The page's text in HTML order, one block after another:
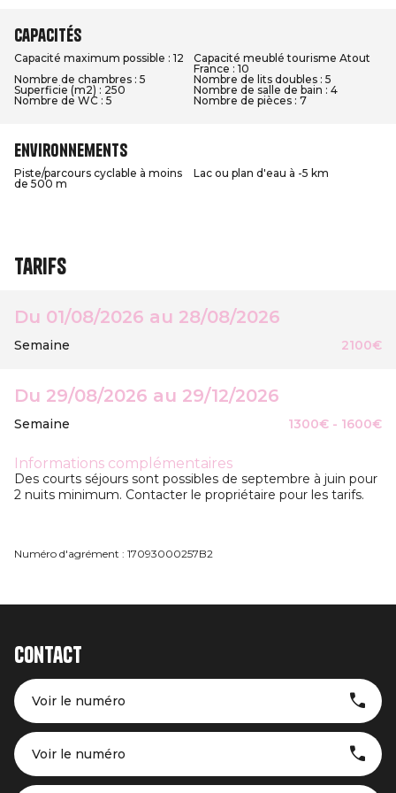
Capacités
Capacité maximum possible : 12
Capacité meublé tourisme Atout
France : 10
Nombre de chambres : 5
Nombre de lits doubles : 5
Superficie (m2) : 250
Nombre de salle de bain : 4
Nombre de WC : 5
Nombre de pièces : 7
Environnements
Piste/parcours cyclable à moins
de 500 m
Lac ou plan d'eau à -5 km
Tarifs
Du 01/08/2026 au 28/08/2026
Semaine 2100€
Du 29/08/2026 au 29/12/2026
Semaine 1300€ - 1600€
Informations complémentaires
Des courts séjours sont possibles de septembre à juin pour
2 nuits minimum. Contacter le propriétaire pour les tarifs.
Numéro d'agrément : 17093000257B2
Contact
Voir le numéro
Voir le numéro